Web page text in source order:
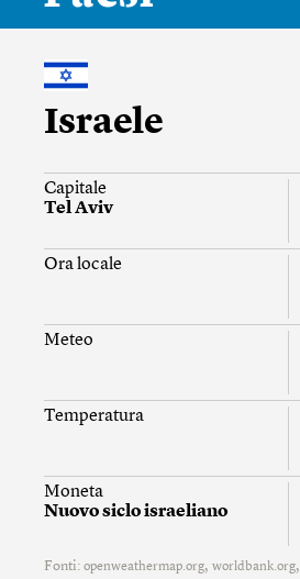
Israele
Capitale
Tel Aviv
Ora locale
Meteo
Temperatura
Moneta
Nuovo siclo israeliano
Fonti: openweathermap.org, worldbank.org,